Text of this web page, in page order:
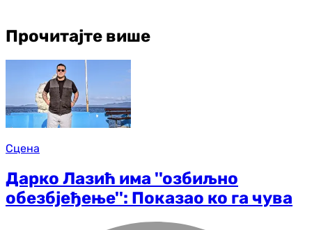
Прочитајте више
Сцена
Дарко Лазић има ''озбиљно
обезбјеђење'': Показао ко га чува